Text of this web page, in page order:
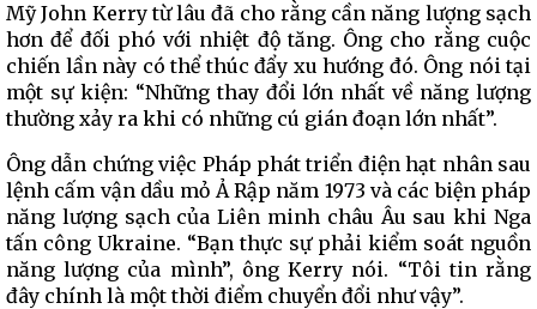
Mỹ John Kerry từ lâu đã cho rằng cần năng lượng sạch
hơn để đối phó với nhiệt độ tăng. Ông cho rằng cuộc
chiến lần này có thể thúc đẩy xu hướng đó. Ông nói tại
một sự kiện: “Những thay đổi lớn nhất về năng lượng
thường xảy ra khi có những cú gián đoạn lớn nhất”.
Ông dẫn chứng việc Pháp phát triển điện hạt nhân sau
lệnh cấm vận dầu mỏ Ả Rập năm 1973 và các biện pháp
năng lượng sạch của Liên minh châu Âu sau khi Nga
tấn công Ukraine. “Bạn thực sự phải kiểm soát nguồn
năng lượng của mình”, ông Kerry nói. “Tôi tin rằng
đây chính là một thời điểm chuyển đổi như vậy”.